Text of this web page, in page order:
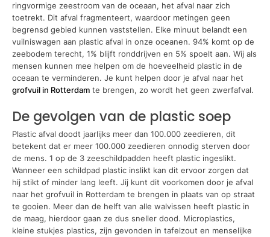
ringvormige zeestroom van de oceaan, het afval naar zich
toetrekt. Dit afval fragmenteert, waardoor metingen geen
begrensd gebied kunnen vaststellen. Elke minuut belandt een
vuilniswagen aan plastic afval in onze oceanen. 94% komt op de
zeebodem terecht, 1% blijft ronddrijven en 5% spoelt aan. Wij als
mensen kunnen mee helpen om de hoeveelheid plastic in de
oceaan te verminderen. Je kunt helpen door je afval naar het
grofvuil in Rotterdam te brengen, zo wordt het geen zwerfafval.
De gevolgen van de plastic soep
Plastic afval doodt jaarlijks meer dan 100.000 zeedieren, dit
betekent dat er meer 100.000 zeedieren onnodig sterven door
de mens. 1 op de 3 zeeschildpadden heeft plastic ingeslikt.
Wanneer een schildpad plastic inslikt kan dit ervoor zorgen dat
hij stikt of minder lang leeft. Jij kunt dit voorkomen door je afval
naar het grofvuil in Rotterdam te brengen in plaats van op straat
te gooien. Meer dan de helft van alle walvissen heeft plastic in
de maag, hierdoor gaan ze dus sneller dood. Microplastics,
kleine stukjes plastics, zijn gevonden in tafelzout en menselijke